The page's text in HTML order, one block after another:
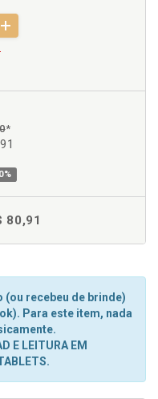
*
80,91
(ou recebeu de brinde)
Para este item, nada
E LEITURA EM